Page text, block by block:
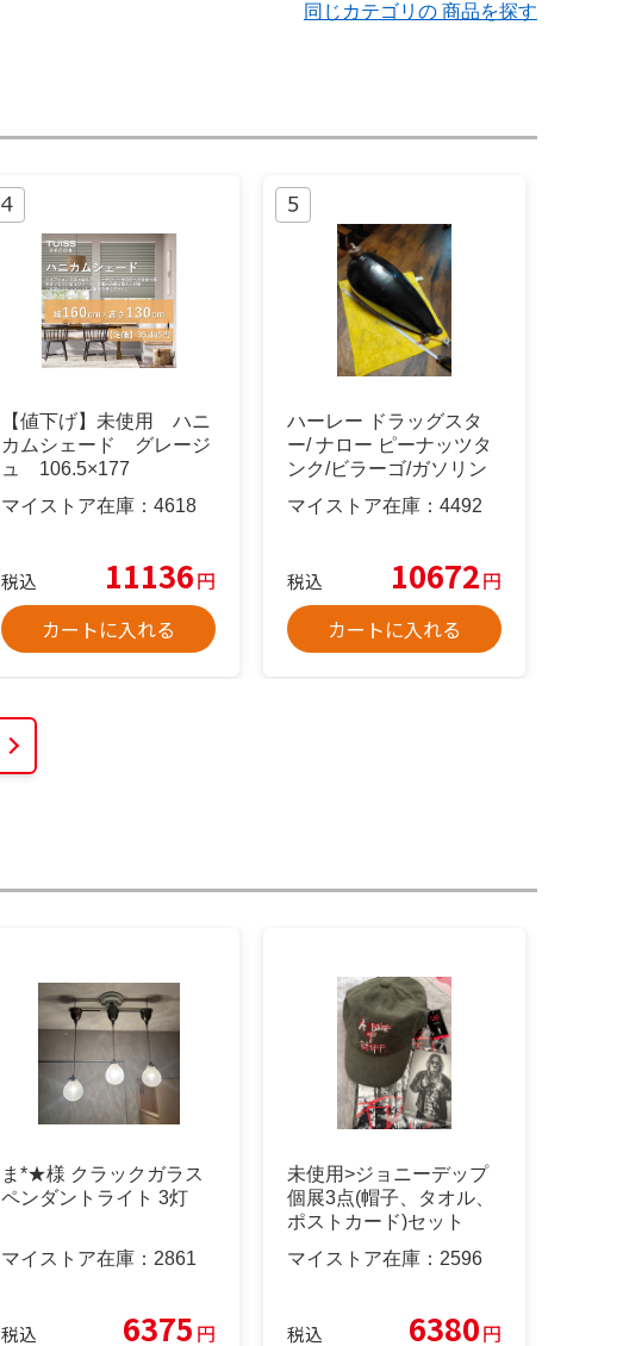
同じカテゴリの 商品を探す
【値下げ】未使用 ハニ
カムシェード グレージ
ュ 106.5×177
マイストア在庫： 4618
税込 11136円
カートに入れる
ハーレー ドラッグスタ
ー/ ナロー ピーナッツタ
ンク/ビラーゴ/ガソリン
マイストア在庫： 4492
税込 10672円
カートに入れる
ま*★様 クラックガラス
ペンダントライト 3灯
マイストア在庫： 2861
税込 6375 円
未使用>ジョニーデップ
個展3点(帽子、タオル、
ポストカード)セット
マイストア在庫： 2596
税込 6380円